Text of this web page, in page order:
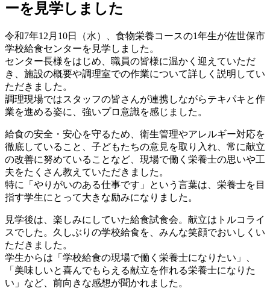
ーを見学しました
令和7年12月10日（水）、食物栄養コースの1年生が佐世保市
学校給食センターを見学しました。
センター長様をはじめ、職員の皆様に温かく迎えていただ
き、施設の概要や調理室での作業について詳しく説明してい
ただきました。
調理現場ではスタッフの皆さんが連携しながらテキパキと作
業を進める姿に、強いプロ意識を感じました。
給食の安全・安心を守るため、衛生管理やアレルギー対応を
徹底していること、子どもたちの意見を取り入れ、常に献立
の改善に努めていることなど、現場で働く栄養士の思いや工
夫をたくさん教えていただきました。
特に「やりがいのある仕事です」という言葉は、栄養士を目
指す学生にとって大きな励みになりました。
見学後は、楽しみにしていた給食試食会。献立はトルコライ
スでした。久しぶりの学校給食を、みんな笑顔でおいしくい
ただきました。
学生からは「学校給食の現場で働く栄養士になりたい」、
「美味しいと喜んでもらえる献立を作れる栄養士になりた
い」など、前向きな感想が聞かれました。